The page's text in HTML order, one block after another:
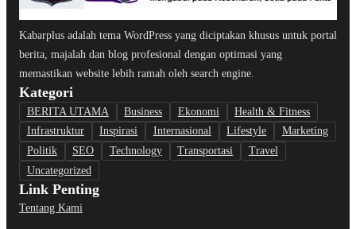
Kabarplus adalah tema WordPress yang diciptakan khusus untuk portal
berita, majalah dan blog profesional dengan optimasi yang
memastikan website lebih ramah oleh search engine.
Kategori
BERITA UTAMA Business Ekonomi
Health & Fitness
Infrastruktur
Inspirasi Internasional Lifestyle
Marketing
Politik
SEO Technology Transportasi
Travel
Uncategorized
Link Penting
Tentang Kami